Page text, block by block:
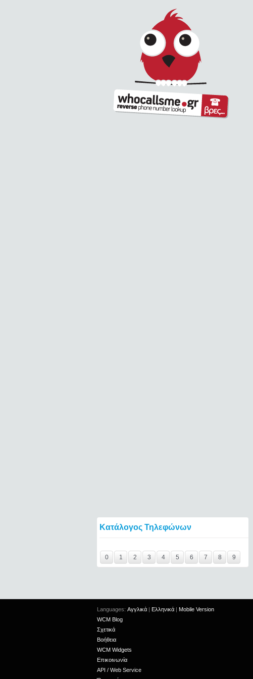
Κατάλογος Τηλεφώνων
0
1 2 3 4 5 6 7 8 9
Languages: Αγγλικά | Ελληνικά | Mobile Version
WCM Blog
Σχετικά
Βοήθεια
WCM Widgets
Επικοινωνία
API / Web Service